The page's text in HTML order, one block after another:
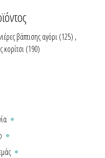
βάπτισης αγόρι (125) ,
κορίτσι(190)